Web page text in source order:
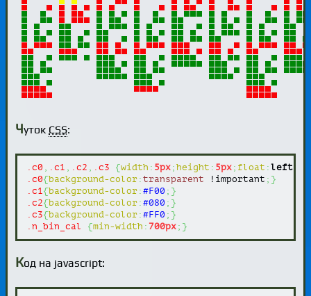
Чуток CSS:
.c0 .c1 .c2 .c3 {width : 5px; height : 5px; float : left;
.c0{background-color: transparent !important ; }
.c1 {background-color: #F00 ; }
.c2{background-color: #080 ; }
.c3{background-color: #FF0 ; }
.n_bin_cal
{min-width : 700px; }
Код на javascript: